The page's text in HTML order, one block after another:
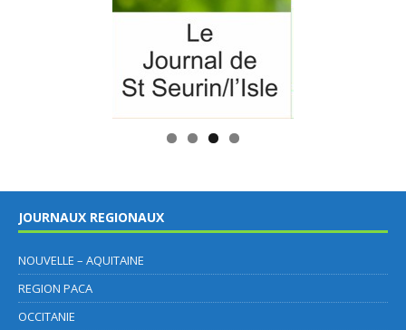
JOURNAUX REGIONAUX
NOUVELLE – AQUITAINE
REGION PACA
OCCITANIE